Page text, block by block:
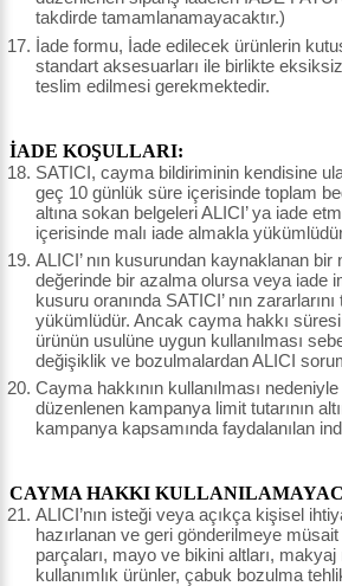
takdirde tamamlanamayacaktır.)
İade formu, İade edilecek ürünlerin
standart aksesuarları ile birlikte
teslim edilmesi gerekmektedir.
İADE KOŞULLARI:
SATICI, cayma bildiriminin kendisine
geç 10 günlük süre içerisinde toplam
altına sokan belgeleri ALICI’ ya iade
içerisinde malı iade almakla
ALICI’ nın kusurundan kaynaklanan bir
değerinde bir azalma olursa veya iade
kusuru oranında SATICI’ nın
yükümlüdür. Ancak cayma hakkı
ürünün usulüne uygun kullanılması
değişiklik ve bozulmalardan ALICI
Cayma hakkının kullanılması
düzenlenen kampanya limit tutarının
kampanya kapsamında faydalanılan
CAYMA HAKKI
ALICI’nın isteği veya açıkça kişisel
hazırlanan ve geri gönderilmeye
parçaları, mayo ve bikini altları,
kullanımlık ürünler, çabuk bozulma